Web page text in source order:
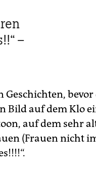
–
Bild auf dem Klo
auf dem sehr
(Frauen nicht